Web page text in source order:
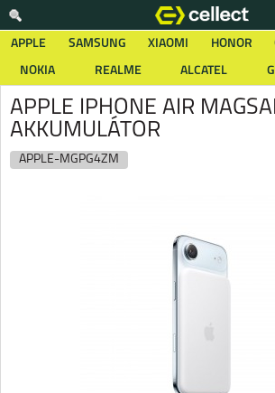
APPLE SAMSUNG XIAOMI HONOR
NOKIA
REALME ALCATEL
APPLE IPHONE AIR
AKKUMULÁTOR
APPLE-MGPG4ZM